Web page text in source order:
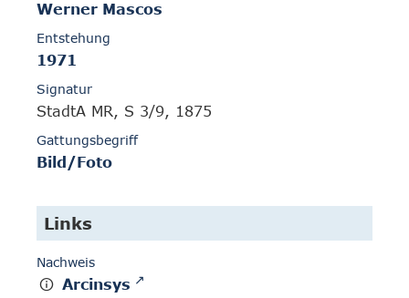
Werner Mascos
Entstehung
1971
Signatur
StadtA MR, S 3/9, 1875
Gattungsbegriff
Bild/Foto
Links
Nachweis
Arcinsys